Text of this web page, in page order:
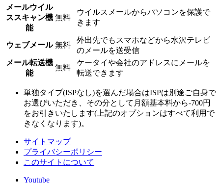
メールウイル
ススキャン機
能
無料
ウイルスメールからパソコンを保護で
きます
ウェブメール 無料
外出先でもスマホなどから水沢テレビ
のメールを送受信
メール転送機
能
無料
ケータイや会社のアドレスにメールを
転送できます
単独タイプ(ISPなし)を選んだ場合はISPは別途ご自身で
お選びいただき、その分として月額基本料から-700円
をお引きいたします(上記のオプションはすべて利用で
きなくなります)。
サイトマップ
プライバシーポリシー
このサイトについて
Youtube